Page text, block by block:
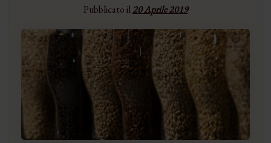
Pubblicato il20 Aprile 2019